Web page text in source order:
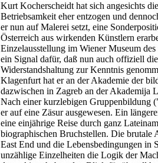
Kurt Kocherscheidt hat sich angesichts
Betriebsamkeit eher entzogen und
er nun auf Malerei setzt, eine
Österreich aus wirkenden Künstlern
Einzelausstellung im Wiener Museum
ein Signal dafür, daß nun auch offiziell
Widerstandshaltung zur Kenntnis
Klagenfurt hat er an der Akademie der
dazwischen in Zagreb an der Akademija
Nach einer kurzlebigen Gruppenbildung
er auf eine Zäsur ausgewesen. Ein
eine einjährige Reise durch ganz
biographischen Bruchstellen. Die brutale
East End und die Lebensbedingungen in
unzählige Einzelheiten die Logik der